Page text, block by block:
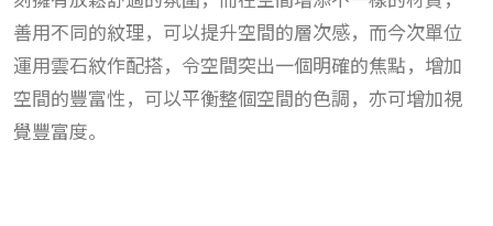
善用不同的紋理，可以提升空間的層次感，而今次單位
運用雲石紋作配搭，令空間突出一個明確的焦點，增加
空間的豐富性，可以平衡整個空間的色調，亦可增加視
覺豐富度。